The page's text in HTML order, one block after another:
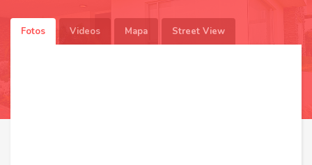
Fotos Videos Mapa Street View